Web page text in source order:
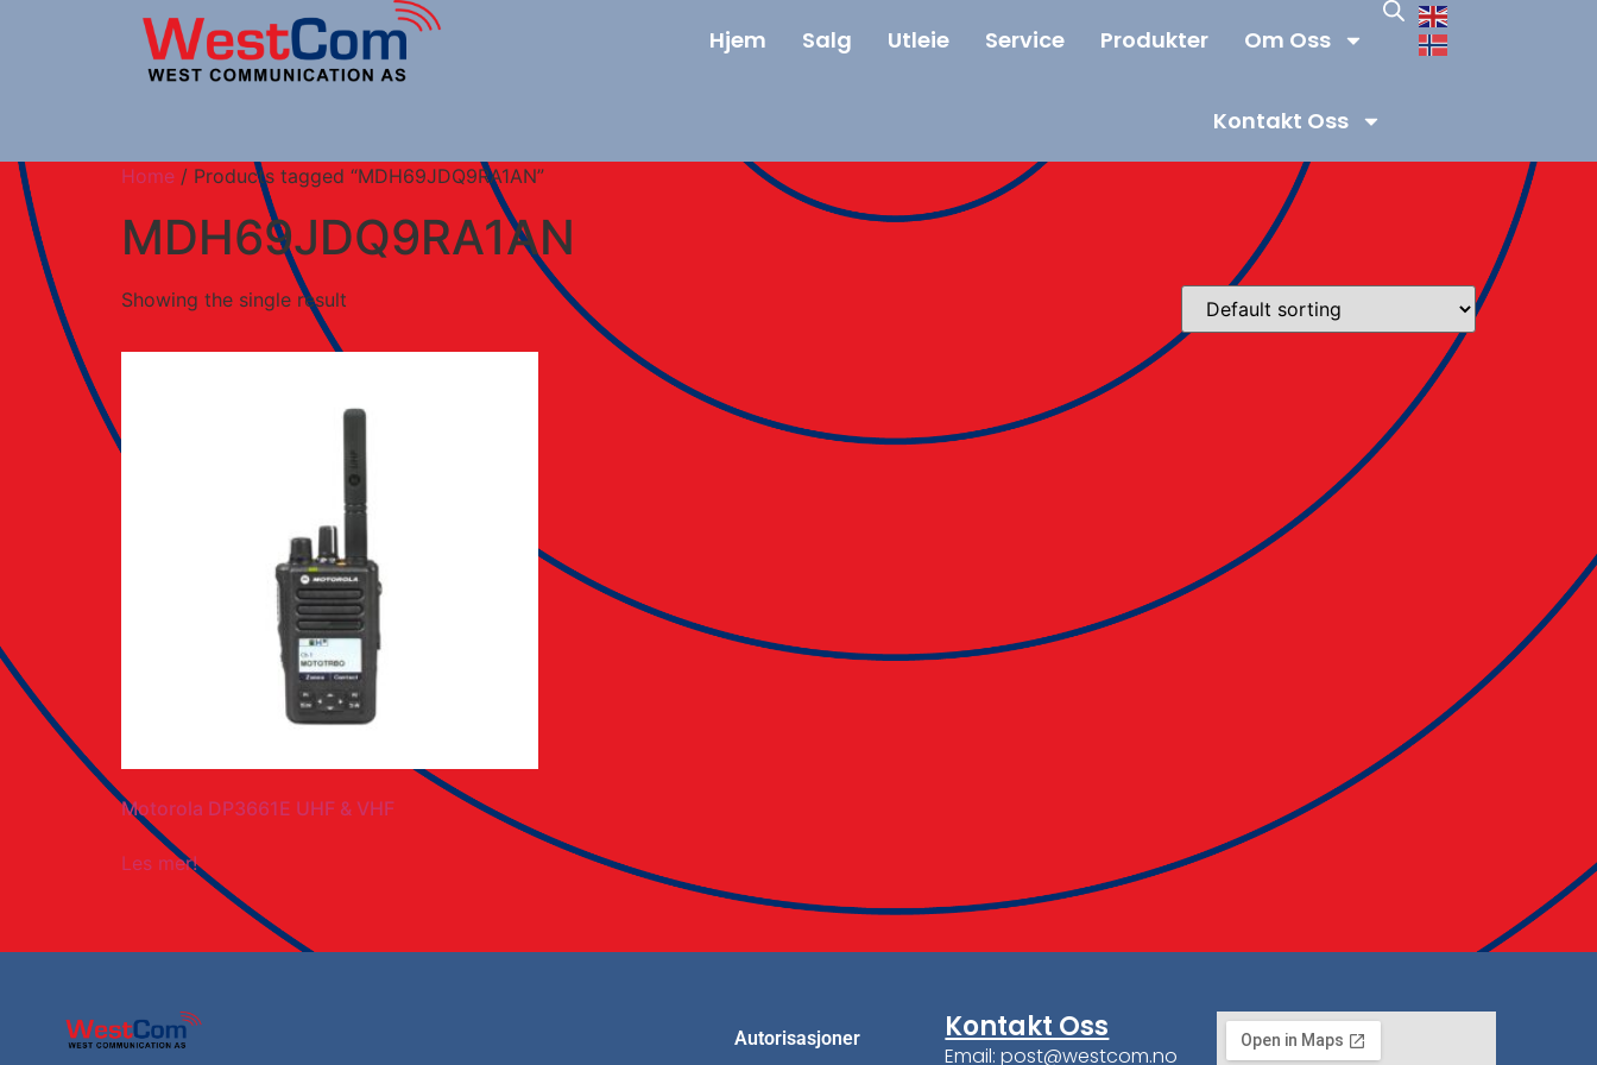
Hjem Salg Utleie Service Produkter Om Oss
Kontakt Oss
Home / Products tagged “MDH69JDQ9RA1AN”
MDH69JDQ9RA1AN
Showing the single result
Motorola DP3661E UHF & VHF
Les mer!
Autorisasjoner Kontakt Oss
Email: post@westcom.no